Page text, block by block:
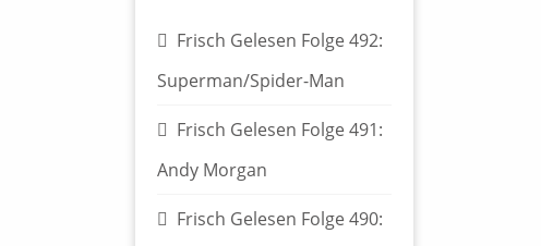
Frisch Gelesen Folge 492:
Superman/Spider-Man
Frisch Gelesen Folge 491:
Andy Morgan
Frisch Gelesen Folge 490: